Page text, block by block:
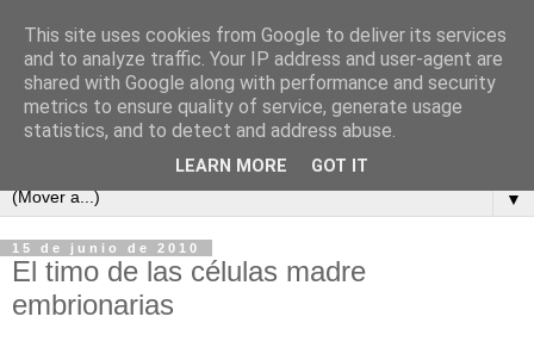
▼
15 de junio de 2010
El timo de las células madre
embrionarias
This site uses cookies from Google to deliver its services
and to analyze traffic. Your IP address and user-agent are
shared with Google along with performance and security
metrics to ensure quality of service, generate usage
statistics, and to detect and address abuse.
LEARN MORE GOT IT